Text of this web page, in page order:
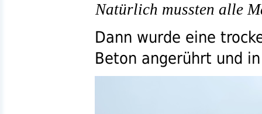
Natürlich mussten alle
Dann wurde eine
Beton angerührt und